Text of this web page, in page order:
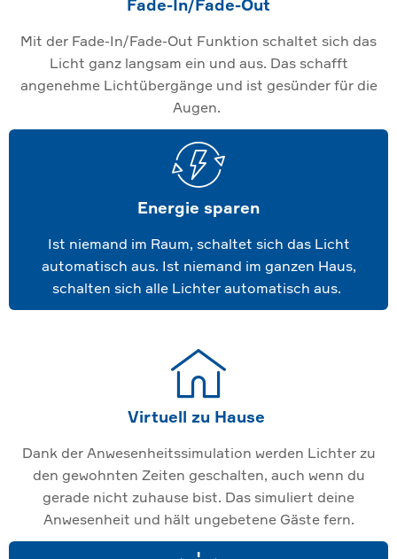
Fade-In/Fade-Out
Mit der Fade-In/Fade-Out Funktion schaltet sich das
Licht ganz langsam ein und aus. Das schafft
angenehme Lichtübergänge und ist gesünder für die
Augen.
Energie sparen
Ist niemand im Raum, schaltet sich das Licht
automatisch aus. Ist niemand im ganzen Haus,
schalten sich alle Lichter automatisch aus.
Virtuell zu Hause
Dank der Anwesenheitssimulation werden Lichter zu
den gewohnten Zeiten geschalten, auch wenn du
gerade nicht zuhause bist. Das simuliert deine
Anwesenheit und hält ungebetene Gäste fern.